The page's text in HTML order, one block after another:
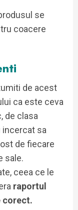
se
coacere
de acest
ca este ceva
de clasa
incercat sa
de fiecare
sale.
ceea ce le
raportul
corect.